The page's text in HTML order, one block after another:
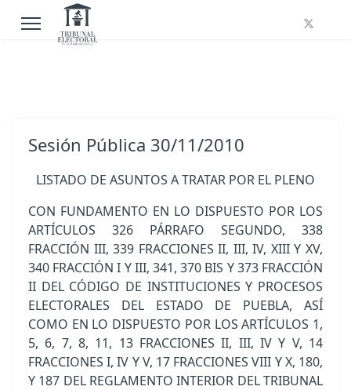
Sesión Pública 30/11/2010
LISTADO DE ASUNTOS A TRATAR POR EL PLENO
CON FUNDAMENTO EN LO DISPUESTO POR LOS
ARTÍCULOS 326 PÁRRAFO SEGUNDO, 338
FRACCIÓN III, 339 FRACCIONES II, III, IV, XIII Y XV,
340 FRACCIÓN I Y III, 341, 370 BIS Y 373 FRACCIÓN
II DEL CÓDIGO DE INSTITUCIONES Y PROCESOS
ELECTORALES DEL ESTADO DE PUEBLA, ASÍ
COMO EN LO DISPUESTO POR LOS ARTÍCULOS 1,
5, 6, 7, 8, 11, 13 FRACCIONES II, III, IV Y V, 14
FRACCIONES I, IV Y V, 17 FRACCIONES VIII Y X, 180,
Y 187 DEL REGLAMENTO INTERIOR DEL TRIBUNAL